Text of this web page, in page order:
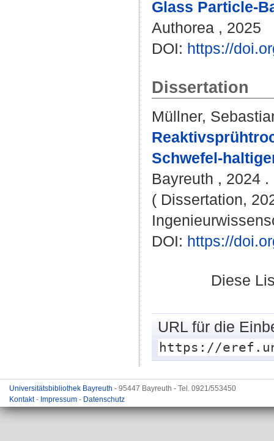
Glass Particle-
Authorea , 2025
DOI: https://
Dissertation
Müllner,
Schwefel-
Bayreuth , 2024
( Dissertation,
DOI: https://
Diese
URL für die
https://
Universitätsbibliothek Bayreuth - 95447 Bayreuth - Tel. 0921/553450
Kontakt- Impressum - Datenschutz